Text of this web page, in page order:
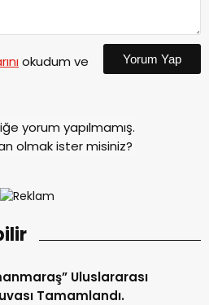
okudum ve
Yorum Yap
yorum yapılmamış.
olmak ister misiniz?
Uluslararası
Tamamlandı.